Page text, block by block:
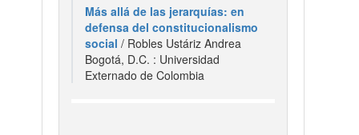
Más allá de las jerarquías: en
defensa del constitucionalismo
social / Robles Ustáriz Andrea
Bogotá, D.C. : Universidad
Externado de Colombia